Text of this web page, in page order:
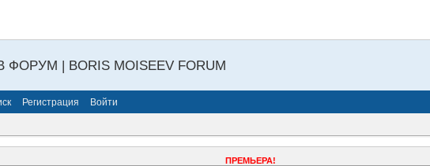
| BORIS MOISEEV FORUM
Регистрация Войти
ПРЕМЬЕРА!